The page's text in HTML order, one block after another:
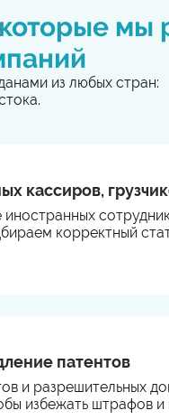
которые мы
из любых стран:
кассиров,
корректный
патентов
и разрешительных
избежать штрафов и